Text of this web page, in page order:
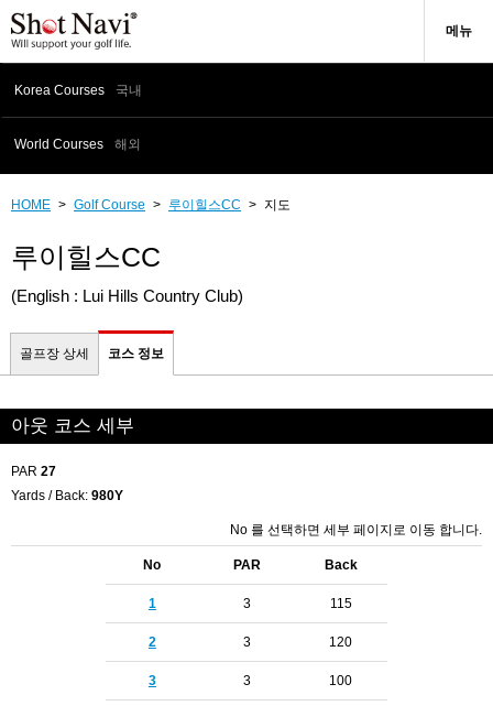
메뉴
Korea Courses 국내
World Courses 해외
HOME > Golf Course > 루이힐스CC > 지도
루이힐스CC
(English : Lui Hills Country Club)
골프장 상세 코스 정보
아웃 코스 세부
PAR 27
Yards / Back: 980Y
No 를 선택하면 세부 페이지로 이동 합니다.
No PAR Back
1 3 115
2 3 120
3 3 100